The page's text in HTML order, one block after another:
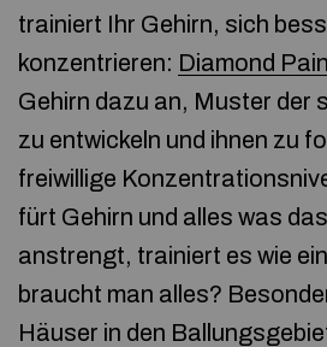
trainiert Ihr Gehirn, sich
konzentrieren: Diamond
Gehirn dazu an, Muster der
zu entwickeln und ihnen zu
freiwillige
fürt Gehirn und alles was
anstrengt, trainiert es wie
braucht man alles?
Häuser in den